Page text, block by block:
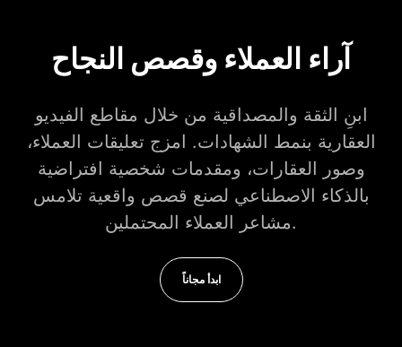
آراء العملاء وقصص النجاح
ابنِ الثقة والمصداقية من خلال مقاطع الفيديو
العقارية بنمط الشهادات. امزج تعليقات العملاء،
وصور العقارات، ومقدمات شخصية افتراضية
بالذكاء الاصطناعي لصنع قصص واقعية تلامس
مشاعر العملاء المحتملين.
ابدأ مجاناً